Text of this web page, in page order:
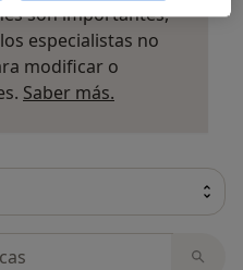
son importantes,
especialistas no
modificar o
Saber más.